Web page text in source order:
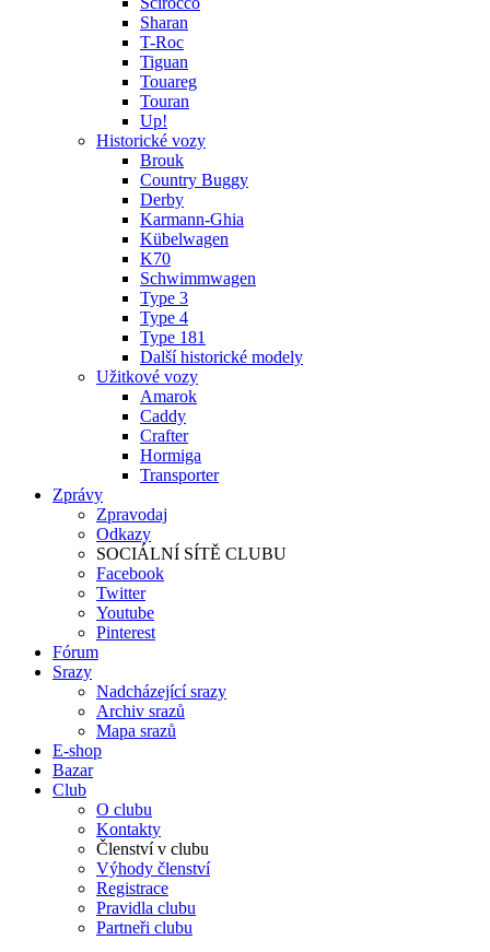
Sharan
T-Roc
Tiguan
Touareg
Touran
Up!
Historické vozy
Brouk
Country Buggy
Derby
Karmann-Ghia
Kübelwagen
K70
Schwimmwagen
Type 3
Type 4
Type 181
Další historické modely
Užitkové vozy
Amarok
Caddy
Crafter
Hormiga
Transporter
Zprávy
Zpravodaj
Odkazy
SOCIÁLNÍ SÍTĚ CLUBU
Facebook
Twitter
Youtube
Pinterest
Fórum
Srazy
Nadcházející srazy
Archiv srazů
Mapa srazů
E-shop
Bazar
Club
O clubu
Kontakty
Členství v clubu
Výhody členství
Registrace
Pravidla clubu
Partneři clubu